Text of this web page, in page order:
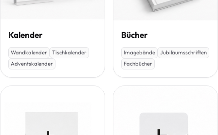
Kalender
Wandkalender
Tischkalender
Adventskalender
Bücher
Imagebände
Jubiläumsschriften
Fachbücher